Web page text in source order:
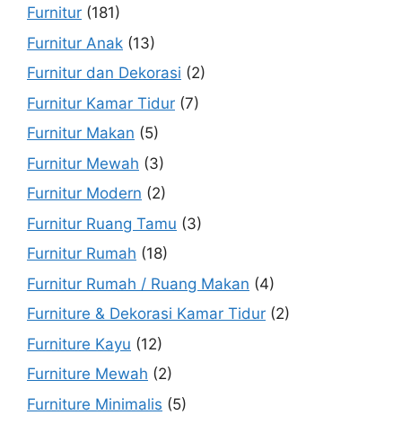
Furnitur (181)
Furnitur Anak (13)
Furnitur dan Dekorasi (2)
Furnitur Kamar Tidur (7)
Furnitur Makan (5)
Furnitur Mewah (3)
Furnitur Modern (2)
Furnitur Ruang Tamu (3)
Furnitur Rumah (18)
Furnitur Rumah / Ruang Makan (4)
Furniture & Dekorasi Kamar Tidur (2)
Furniture Kayu (12)
Furniture Mewah (2)
Furniture Minimalis (5)